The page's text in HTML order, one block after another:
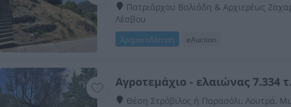
Πατριάρχου Βαλιάδη & Αρχιερέως
Λέσβου
Χρηματοδότηση eAuction
Αγροτεμάχιο - ελαιώνας 7.334
Θέση Στρόβιλος ή Παρασόλι, Λουτρά,